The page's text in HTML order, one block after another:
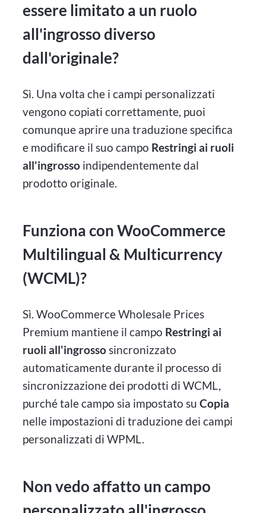
essere limitato a un ruolo
all'ingrosso diverso
dall'originale?
Sì. Una volta che i campi personalizzati
vengono copiati correttamente, puoi
comunque aprire una traduzione specifica
e modificare il suo campo Restringi ai ruoli
all'ingrosso indipendentemente dal
prodotto originale.
Funziona con WooCommerce
Multilingual & Multicurrency
(WCML)?
Sì. WooCommerce Wholesale Prices
Premium mantiene il campo Restringi ai
ruoli all'ingrossosincronizzato
automaticamente durante il processo di
sincronizzazione dei prodotti di WCML,
purché tale campo sia impostato suCopia
nelle impostazioni di traduzione dei campi
personalizzati di WPML.
Non vedo affatto un campo